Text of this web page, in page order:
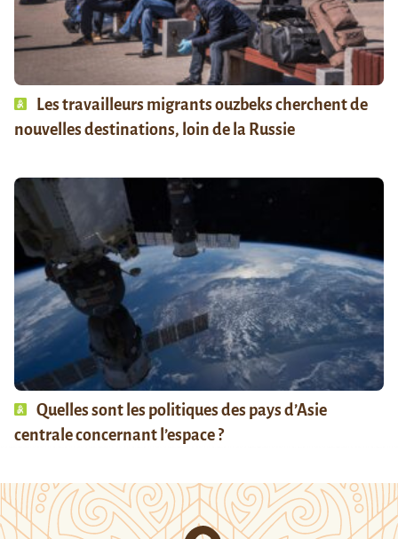
Les travailleurs migrants ouzbeks cherchent de
nouvelles destinations, loin de la Russie
Quelles sont les politiques des pays d’Asie
centrale concernant l’espace ?